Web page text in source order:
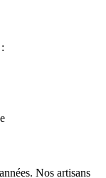
Nos artisans